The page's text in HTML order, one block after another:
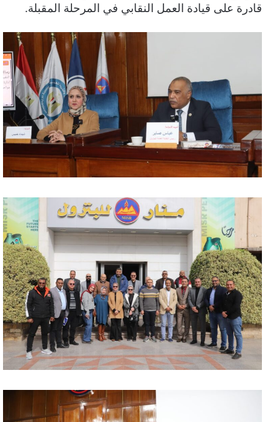
قادرة على قيادة العمل النقابي في المرحلة المقبلة.